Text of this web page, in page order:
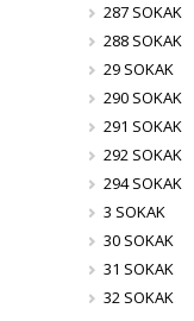
287 SOKAK
288 SOKAK
29 SOKAK
290 SOKAK
291 SOKAK
292 SOKAK
294 SOKAK
3 SOKAK
30 SOKAK
31 SOKAK
32 SOKAK